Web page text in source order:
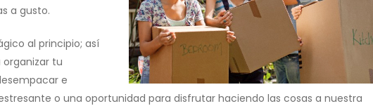
a gusto.
al principio; así
tu
e
o una oportunidad para disfrutar haciendo las cosas a nuestra